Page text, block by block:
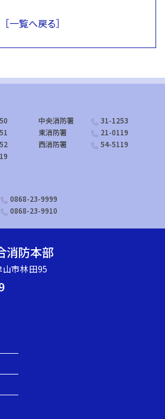
［一覧へ戻る］
中央消防署
31-1253
東消防署
21-0119
西消防署
54-5119
0868-23-9999
0868-23-9910
消防本部
市林田95